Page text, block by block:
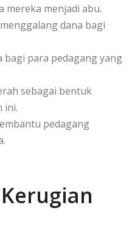
mereka menjadi abu.
dana bagi
bagi para pedagang yang
sebagai bentuk
ini.
pedagang